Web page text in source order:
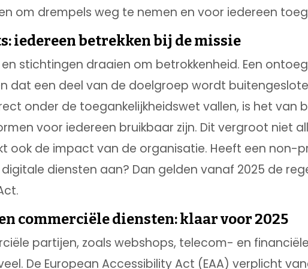
om drempels weg te nemen en voor iedereen
iedereen betrekken bij de missie
stichtingen draaien om betrokkenheid. Een
dat een deel van de doelgroep wordt
onder de toegankelijkheidswet vallen, is het van
voor iedereen bruikbaar zijn. Dit vergroot niet
ook de impact van de organisatie. Heeft een non-
diensten aan? Dan gelden vanaf 2025 de
commerciële diensten: klaar voor 2025
partijen, zoals webshops, telecom- en
De European Accessibility Act (EAA) verplicht